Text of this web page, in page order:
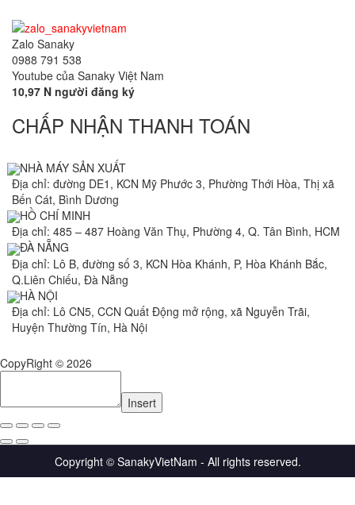
Zalo Sanaky
0988 791 538
Youtube của Sanaky Việt Nam
10,97 N người đăng ký
CHẤP NHẬN THANH TOÁN
NHÀ MÁY SẢN XUẤT
Địa chỉ: đường DE1, KCN Mỹ Phước 3, Phường Thới Hòa, Thị xã
Bến Cát, Bình Dương
HỒ CHÍ MINH
Địa chỉ: 485 – 487 Hoàng Văn Thụ, Phường 4, Q. Tân Bình, HCM
ĐÀ NẴNG
Địa chỉ: Lô B, đường số 3, KCN Hòa Khánh, P, Hòa Khánh Bắc,
Q.Liên Chiếu, Đà Nẵng
HÀ NỘI
Địa chỉ: Lô CN5, CCN Quất Động mở rộng, xã Nguyễn Trãi,
Huyện Thường Tín, Hà Nội
CopyRight © 2026
Insert
Copyright © SanakyVietNam - All rights reserved.